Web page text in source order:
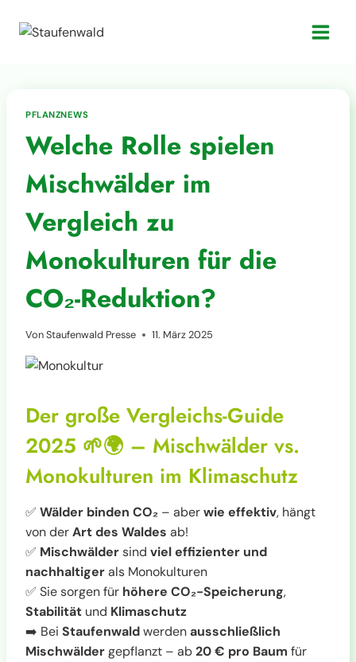
Inhalt
PFLANZNEWS
Welche Rolle spielen
Mischwälder im
Vergleich zu
Monokulturen für die
CO₂-Reduktion?
VonStaufenwald Presse 11. März 2025
Der große Vergleichs-Guide
2025 🌱🌍 – Mischwälder vs.
Monokulturen im Klimaschutz
✅ Wälder binden CO₂ – aberwie effektiv, hängt
von derArt des Waldes ab!
✅ Mischwäldersind viel effizienter und
nachhaltigerals Monokulturen
✅ Sie sorgen für höhere CO₂-Speicherung,
Stabilität und Klimaschutz
➡️ Bei Staufenwaldwerdenausschließlich
Mischwäldergepflanzt – ab20 € pro Baum für